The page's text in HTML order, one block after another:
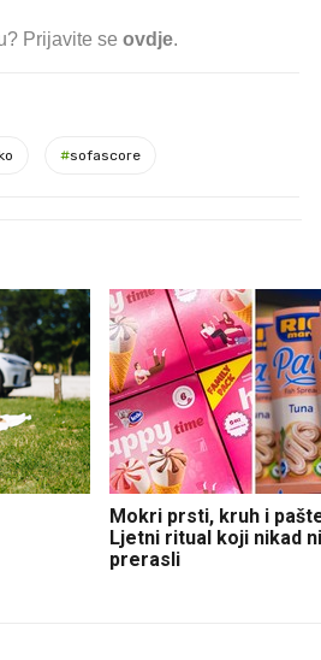
Prijavite se ovdje.
#sofascore
Mokri prsti, kruh i
Ljetni ritual koji nikad
prerasli